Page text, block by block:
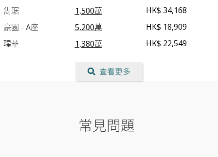
雋琚
1,500萬 HK$ 34,168
豪園 - A座
5,200萬 HK$ 18,909
瑆華
1,380萬 HK$ 22,549
查看更多
常見問題